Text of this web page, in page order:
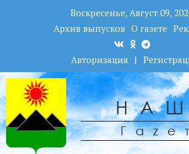
Воскресенье, Август 09,
Архив выпусков О газете
Авторизация |